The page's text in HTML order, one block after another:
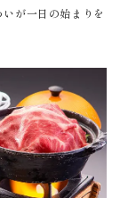
が一日の始まりを